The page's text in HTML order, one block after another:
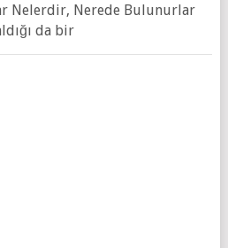
Nelerdir, Nerede Bulunurlar
da bir